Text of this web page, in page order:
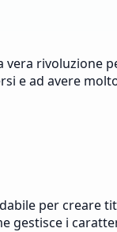
rivoluzione
e ad avere
per creare
gestisce i